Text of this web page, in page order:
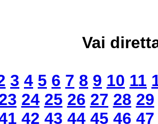
Vai
3 4 5 6 7 8 9 10 11
24 25 26 27 28 29
42 43 44 45 46 47